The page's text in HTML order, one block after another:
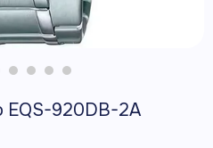
EQS-920DB-2A